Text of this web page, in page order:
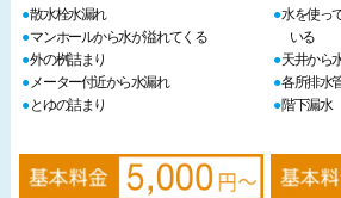
散水栓水漏れ
マンホールから水が溢れてくる
外の桝詰まり
メーター付近から水漏れ
とゆの詰まり
水を使っ
いる
天井から
各所排水
階下漏水